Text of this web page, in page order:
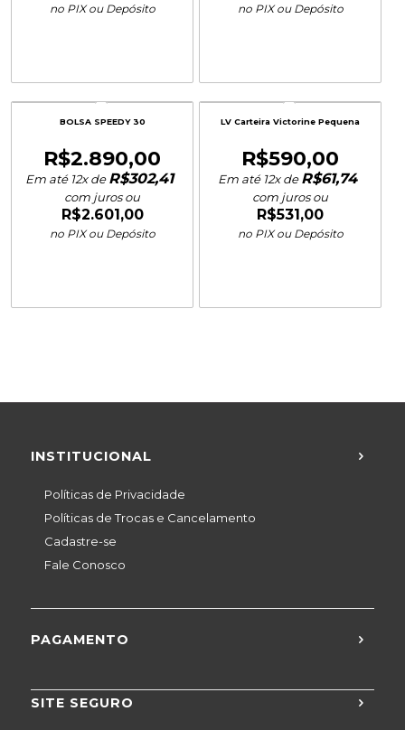
no PIX ou Depósito no PIX ou Depósito
BOLSA SPEEDY 30
R$2.890,00
Em até 12x deR$302,41
com juros ou
R$2.601,00
no PIX ou Depósito
LV Carteira Victorine Pequena
R$590,00
Em até 12x deR$61,74
com juros ou
R$531,00
no PIX ou Depósito
INSTITUCIONAL
Políticas de Privacidade
Políticas de Trocas e Cancelamento
Cadastre-se
Fale Conosco
PAGAMENTO
SITE SEGURO